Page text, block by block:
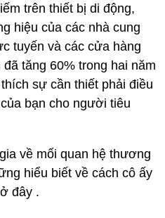
trên thiết bị di động,
hiệu của các nhà cung
tuyến và các cửa hàng
tăng 60% trong hai năm
sự cần thiết phải điều
bạn cho người tiêu
về mối quan hệ thương
hiểu biết về cách cô ấy
đây .